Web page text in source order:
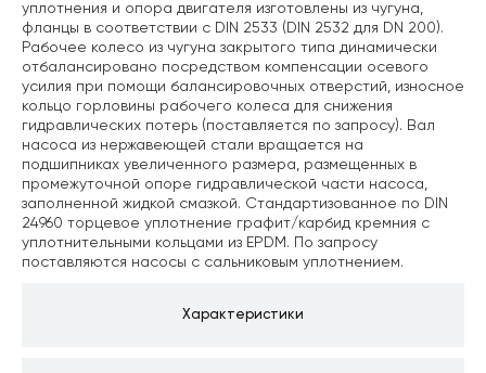
Характеристики
уплотнения и опора двигателя изготовлены из чугуна,
фланцы в соответствии с DIN 2533 (DIN 2532 для DN 200).
Рабочее колесо из чугуна закрытого типа динамически
отбалансировано посредством компенсации осевого
усилия при помощи балансировочных отверстий, износное
кольцо горловины рабочего колеса для снижения
гидравлических потерь (поставляется по запросу). Вал
насоса из нержавеющей стали вращается на
подшипниках увеличенного размера, размещенных в
промежуточной опоре гидравлической части насоса,
заполненной жидкой смазкой. Стандартизованное по DIN
24960 торцевое уплотнение графит/карбид кремния с
уплотнительными кольцами из EPDM. По запросу
поставляются насосы с сальниковым уплотнением.